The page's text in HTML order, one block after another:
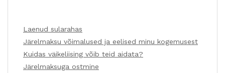
Laenud sularahas
Järelmaksu võimalused ja eelised minu kogemusest
Kuidas väikeliising võib teid aidata?
Järelmaksuga ostmine